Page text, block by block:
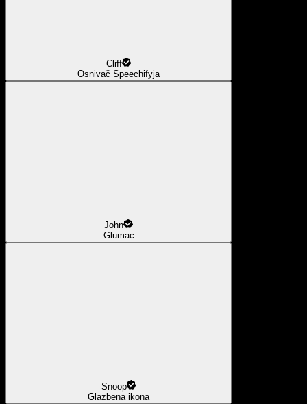
Cliff
Osnivač Speechifyja
John
Glumac
Snoop
Glazbena ikona